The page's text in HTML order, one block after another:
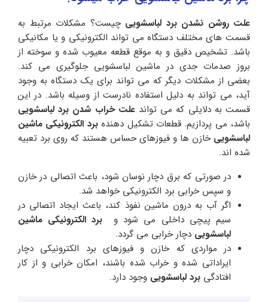
علت روشن نشدن برد لباسشویی چیست؟ مشکلات مرتبط به
قسمت های مختلف دستگاه می تواند الکترونیکی و یا مکانیکی
باشد. تشخیص دقیق و به موقع قطعه معیوب شده و سوخته از
بروز صدمات جدی در ماشین لباسشویی جلوگیری می کند.
بعضی از مشکلات دیگر که می تواند برای یک دستگاه به وجود
آید، می تواند به دلیل استفاده نادرست از وسیله باشد. در این
قسمت به دلایلی که می تواندعلت خراب شدن برد لباسشویی
باشد، می پردازیم. قطعات تشکیل دهندهبرد الکترونیکی ماشین
لباسشویی خازن ها و فیوزهای حساس هستند که روی برد تعبیه
شده اند.
در صورتی که برق دچار نوسان شود، باعث اتصالی در خازن
و سپس خرابی برد الکترونیکی خواهد شد.
اگر آب به درون ماشین نفوذ کند، باعث ایجاد اتصالی در
سیم پیچی داخلی می شود و
برد الکترونیکی ماشین
لباسشویی دچار خرابی می گردد.
در مواردی که خازن و فیوزهای برد الکترونیکی دچار
ایراداتی شده و خراب شده باشند، امکان خرابی و از کار
افتادگی برد لباسشویی وجود دارد.